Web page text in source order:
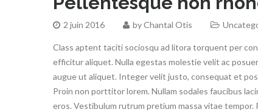
2 juin 2016 byChantal Otis
Class aptent taciti sociosqu ad litora torquent per
efficitur aliquet. Nulla egestas molestie velit ac
augue ut aliquet. Integer velit justo, consequat et
Proin non porttitor lorem. Nullam sodales faucibus
eros. Vestibulum rutrum pretium massa vitae